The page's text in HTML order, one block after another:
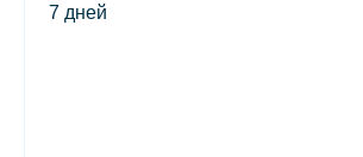
7 дней